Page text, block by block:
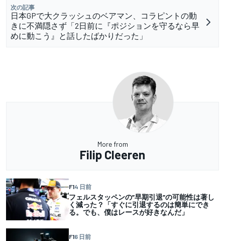
次の記事
日本GPで大クラッシュのベアマン、コラピントの動
きに不満隠さず「2日前に『ポジションを守るなら早
めに動こう』と話したばかりだった」
More from
Filip Cleeren
F14 日前
フェルスタッペンの”早期引退”の可能性は著し
く減った？「すぐに引退するのは簡単にでき
る。でも、僕はレースが好きなんだ」
F16 日前